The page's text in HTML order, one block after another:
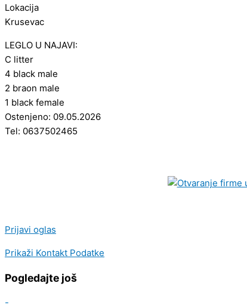
Lokacija
Krusevac
LEGLO U NAJAVI:
C litter
4 black male
2 braon male
1 black female
Ostenjeno: 09.05.2026
Tel: 0637502465
Prijavi oglas
Prikaži Kontakt Podatke
Pogledajte još
-